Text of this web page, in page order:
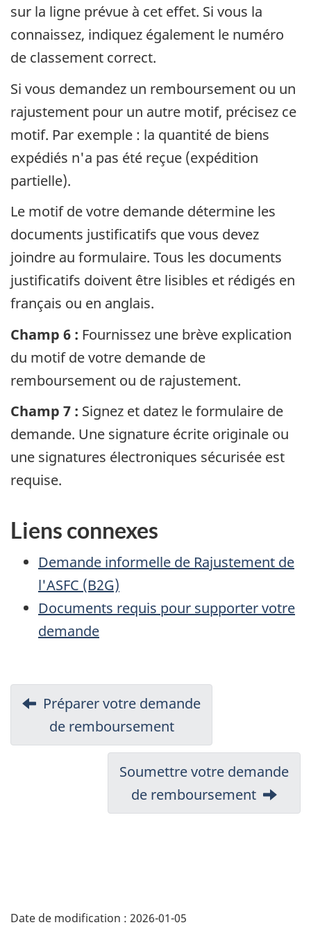
sur la ligne prévue à cet effet. Si vous la
connaissez, indiquez également le numéro
de classement correct.
Si vous demandez un remboursement ou un
rajustement pour un autre motif, précisez ce
motif. Par exemple : la quantité de biens
expédiés n'a pas été reçue (expédition
partielle).
Le motif de votre demande détermine les
documents justificatifs que vous devez
joindre au formulaire. Tous les documents
justificatifs doivent être lisibles et rédigés en
français ou en anglais.
Champ 6 : Fournissez une brève explication
du motif de votre demande de
remboursement ou de rajustement.
Champ 7 : Signez et datez le formulaire de
demande. Une signature écrite originale ou
une signatures électroniques sécurisée est
requise.
Liens connexes
Demande informelle de Rajustement de
l'ASFC (B2G)
Documents requis pour supporter votre
demande
Navigation
document
Précédent :
Préparer votre demande
de remboursement
Suivant :
Soumettre votre demande
de remboursement
de
Date de modification : 2026-01-05